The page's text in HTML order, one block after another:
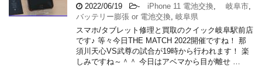
2022/06/19 - iPhone 11 電池交換, 岐阜市,
バッテリー膨張 or 電池交換, 岐阜県
スマホ/タブレット修理と買取のクイック岐阜駅前店
です♪ 等々今日THE MATCH 2022開催ですね！ 那
須川天心VS武尊の試合が19時から行われます！ 楽
しみですね～＾＾ 今日はアベマから目が離せ …